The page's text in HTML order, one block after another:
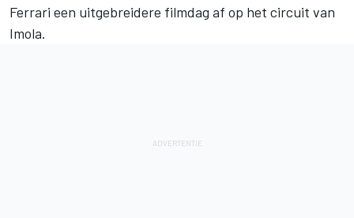
Ferrari een uitgebreidere filmdag af op het circuit van
Imola.